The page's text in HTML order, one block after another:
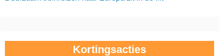
Kortingsacties